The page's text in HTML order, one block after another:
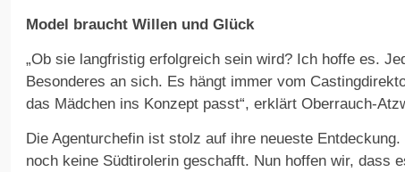
Model braucht Willen und Glück
„Ob sie langfristig erfolgreich sein wird? Ich hoffe es.
Besonderes an sich. Es hängt immer vom
das Mädchen ins Konzept passt“, erklärt Oberrauch-
Die Agenturchefin ist stolz auf ihre neueste
noch keine Südtirolerin geschafft. Nun hoffen wir, dass